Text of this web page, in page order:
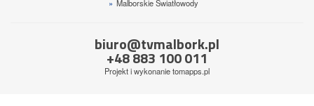
» Malborskie Światłowody
biuro@tvmalbork.pl
+48 883 100 011
Projekt i wykonanietomapps.pl